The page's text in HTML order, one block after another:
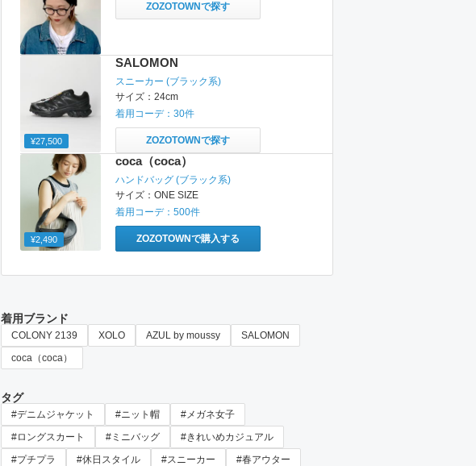
ZOZOTOWNで探す
¥27,500
SALOMON
スニーカー (ブラック系)
サイズ： 24cm
着用コーデ： 30件
ZOZOTOWNで探す
¥2,490
coca（coca）
ハンドバッグ (ブラック系)
サイズ： ONE SIZE
着用コーデ： 500件
ZOZOTOWNで購入する
着用ブランド
COLONY 2139 XOLO AZUL by moussy
SALOMON
coca（coca）
タグ
#デニムジャケット #ニット帽
#メガネ女子
#ロングスカート
#ミニバッグ
#きれいめカジュアル
#プチプラ
#休日スタイル #スニーカー
#春アウター